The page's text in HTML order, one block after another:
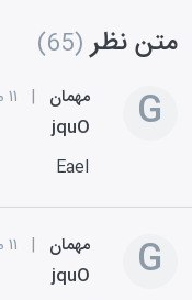
متن نظر (65)
G مهمان | ۱۱ ماه قبل
jquO
EaeI
G مهمان | ۱۱ ماه قبل
jquO